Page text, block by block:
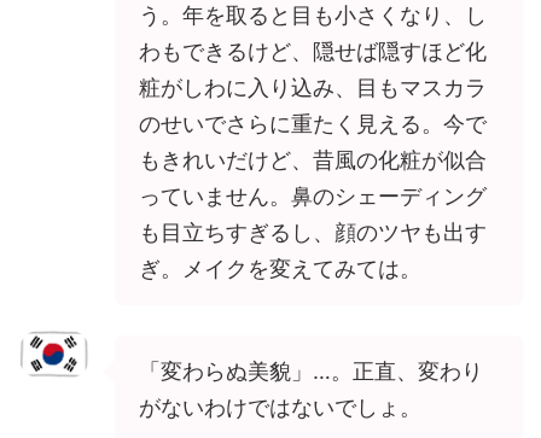
う。年を取ると目も小さくなり、し
わもできるけど、隠せば隠すほど化
粧がしわに入り込み、目もマスカラ
のせいでさらに重たく見える。今で
もきれいだけど、昔風の化粧が似合
っていません。鼻のシェーディング
も目立ちすぎるし、顔のツヤも出す
ぎ。メイクを変えてみては。
「変わらぬ美貌」…。正直、変わり
がないわけではないでしょ。